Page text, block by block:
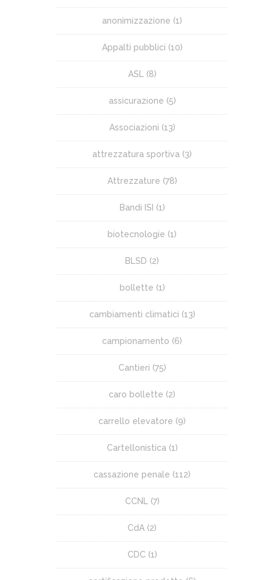
anonimizzazione (1)
Appalti pubblici (10)
ASL (8)
assicurazione (5)
Associazioni (13)
attrezzatura sportiva (3)
Attrezzature (78)
Bandi ISI (1)
biotecnologie (1)
BLSD (2)
bollette (1)
cambiamenti climatici (13)
campionamento (6)
Cantieri (75)
caro bollette (2)
carrello elevatore (9)
Cartellonistica (1)
cassazione penale (112)
CCNL (7)
CdA (2)
CDC (1)